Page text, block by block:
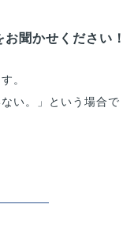
聞かせください！
。
い。」という場合で